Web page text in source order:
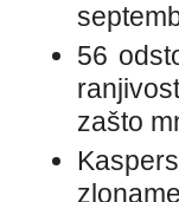
56
zašto